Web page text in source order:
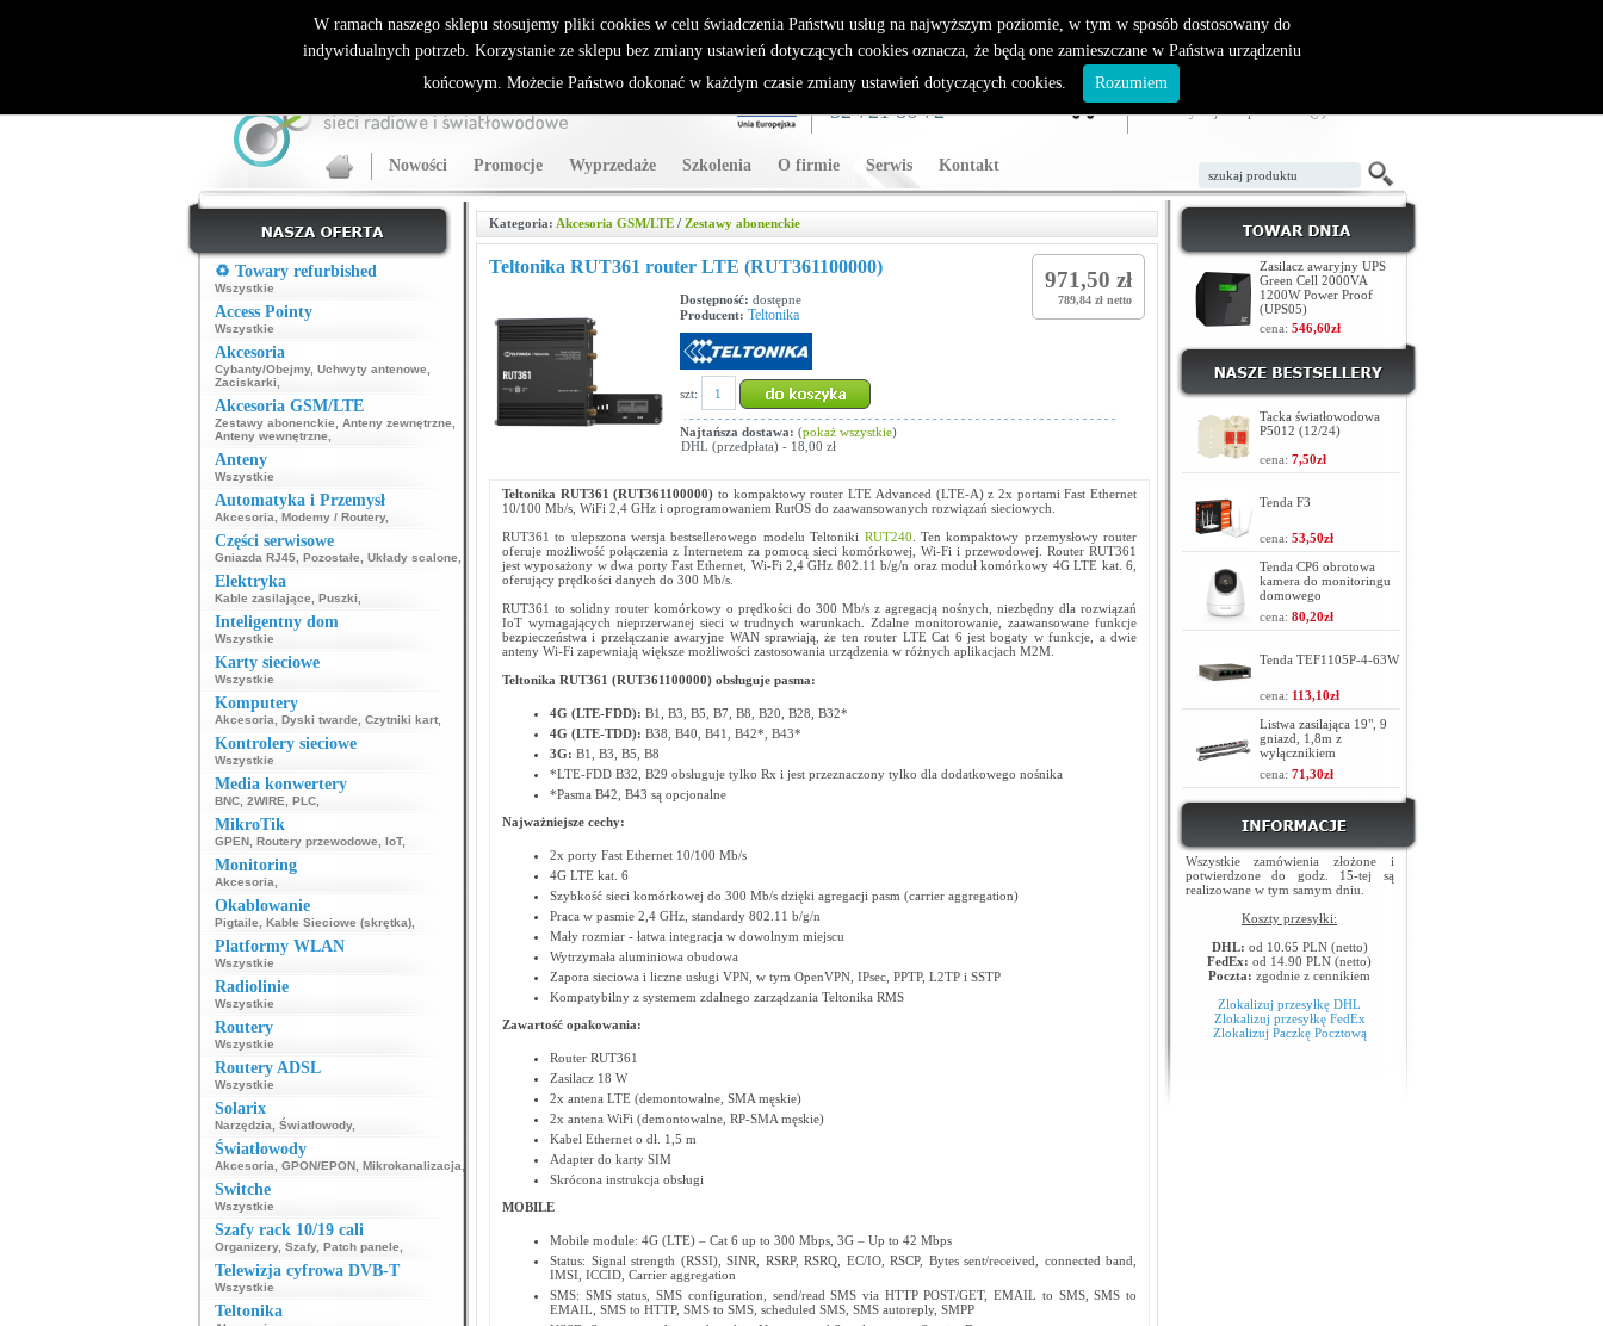
ALLNET.PL Sieci bezprzewodowe - generalny dystrybutor Sparklan
Nowości Promocje Wyprzedaże Szkolenia O firmie Serwis Kontakt
WSPARCIE TECHNICZNE
32 721 86 72
TWÓJ KOSZYK
W koszyku jest 0 produktów(y)
ZAŁÓŻ KONTO LOGOWANIE
♻️ Towary refurbished
Wszystkie
Access Pointy
Wszystkie
Akcesoria
Cybanty/Obejmy, Uchwyty antenowe
Zaciskarki
Akcesoria GSM/LTE
Zestawy abonenckie Anteny zewnętrzne
Anteny wewnętrzne
Anteny
Wszystkie
Automatyka i Przemysł
Akcesoria Modemy / Routery,
Części serwisowe
Gniazda RJ45, Pozostałe Układy scalone
Elektryka
Kable zasilające Puszki
Inteligentny dom
Wszystkie
Karty sieciowe
Wszystkie
Komputery
Akcesoria Dyski twarde Czytniki kart,
Kontrolery sieciowe
Wszystkie
Media konwertery
BNC, 2WIRE PLC,
MikroTik
GPEN, Routery przewodowe IoT,
Monitoring
Akcesoria
Okablowanie
Pigtaile Kable Sieciowe (skrętka),
Platformy WLAN
Wszystkie
Radiolinie
Wszystkie
Routery
Wszystkie
Routery ADSL
Wszystkie
Solarix
Narzędzia Światłowody,
Światłowody
Akcesoria GPON/EPON, Mikrokanalizacja
Switche
Wszystkie
Szafy rack 10/19 cali
Organizery, Szafy, Patch panele
Telewizja cyfrowa DVB-T
Wszystkie
Teltonika
Kategoria: Akcesoria GSM/LTE / Zestawy abonenckie
Teltonika RUT361 router LTE (RUT361100000)
971,50 zł
789,84 zł netto
Dostępność: dostępne
Producent: Teltonika
szt:
Najtańsza dostawa: (pokaż wszystkie)
DHL (przedpłata) - 18,00 zł
Teltonika RUT361 (RUT361100000) to kompaktowy router LTE Advanced (LTE-A) z 2x portami Fast Ethernet
10/100 Mb/s, WiFi 2,4 GHz i oprogramowaniem RutOS do zaawansowanych rozwiązań sieciowych.
RUT361 to ulepszona wersja bestsellerowego modelu Teltoniki RUT240 . Ten kompaktowy przemysłowy router
oferuje możliwość połączenia z Internetem za pomocą sieci komórkowej, Wi-Fi i przewodowej. Router RUT361
jest wyposażony w dwa porty Fast Ethernet, Wi-Fi 2,4 GHz 802.11 b/g/n oraz moduł komórkowy 4G LTE kat. 6,
oferujący prędkości danych do 300 Mb/s.
RUT361 to solidny router komórkowy o prędkości do 300 Mb/s z agregacją nośnych, niezbędny dla rozwiązań
IoT wymagających nieprzerwanej sieci w trudnych warunkach. Zdalne monitorowanie, zaawansowane funkcje
bezpieczeństwa i przełączanie awaryjne WAN sprawiają, że ten router LTE Cat 6 jest bogaty w funkcje, a dwie
anteny Wi-Fi zapewniają większe możliwości zastosowania urządzenia w różnych aplikacjach M2M.
Teltonika RUT361 (RUT361100000) obsługuje pasma:
4G (LTE-FDD): B1, B3, B5, B7, B8, B20, B28, B32*
4G (LTE-TDD): B38, B40, B41, B42*, B43*
3G: B1, B3, B5, B8
*LTE-FDD B32, B29 obsługuje tylko Rx i jest przeznaczony tylko dla dodatkowego nośnika
*Pasma B42, B43 są opcjonalne
Najważniejsze cechy:
2x porty Fast Ethernet 10/100 Mb/s
4G LTE kat. 6
Szybkość sieci komórkowej do 300 Mb/s dzięki agregacji pasm (carrier aggregation)
Praca w pasmie 2,4 GHz, standardy 802.11 b/g/n
Mały rozmiar - łatwa integracja w dowolnym miejscu
Wytrzymała aluminiowa obudowa
Zapora sieciowa i liczne usługi VPN, w tym OpenVPN, IPsec, PPTP, L2TP i SSTP
Kompatybilny z systemem zdalnego zarządzania Teltonika RMS
Zawartość opakowania:
Router RUT361
Zasilacz 18 W
2x antena LTE (demontowalne, SMA męskie)
2x antena WiFi (demontowalne, RP-SMA męskie)
Kabel Ethernet o dł. 1,5 m
Adapter do karty SIM
Skrócona instrukcja obsługi
MOBILE
Mobile module: 4G (LTE) – Cat 6 up to 300 Mbps, 3G – Up to 42 Mbps
Status: Signal strength (RSSI), SINR, RSRP, RSRQ, EC/IO, RSCP, Bytes sent/received, connected band,
IMSI, ICCID, Carrier aggregation
SMS: SMS status, SMS configuration, send/read SMS via HTTP POST/GET, EMAIL to SMS, SMS to
EMAIL, SMS to HTTP, SMS to SMS, scheduled SMS, SMS autoreply, SMPP
Zasilacz awaryjny UPS
Green Cell 2000VA
1200W Power Proof
(UPS05)
cena: 546,60zł
Tacka światłowodowa
P5012 (12/24)
cena: 7,50zł
Tenda F3
cena: 53,50zł
Tenda CP6 obrotowa
kamera do monitoringu
domowego
cena: 80,20zł
Tenda TEF1105P-4-63W
cena: 113,10zł
Listwa zasilająca 19", 9
gniazd, 1,8m z
wyłącznikiem
cena: 71,30zł
Wszystkie zamówienia złożone i
potwierdzone do godz. 15-tej są
realizowane w tym samym dniu.
Koszty przesyłki:
DHL: od 10.65 PLN (netto)
FedEx: od 14.90 PLN (netto)
Poczta: zgodnie z cennikiem
Zlokalizuj przesyłkę DHL
Zlokalizuj przesyłkę FedEx
Zlokalizuj Paczkę Pocztową
W ramach naszego sklepu stosujemy pliki cookies w celu świadczenia Państwu usług na najwyższym poziomie, w tym w sposób dostosowany do
indywidualnych potrzeb. Korzystanie ze sklepu bez zmiany ustawień dotyczących cookies oznacza, że będą one zamieszczane w Państwa urządzeniu
końcowym. Możecie Państwo dokonać w każdym czasie zmiany ustawień dotyczących cookies.
Rozumiem